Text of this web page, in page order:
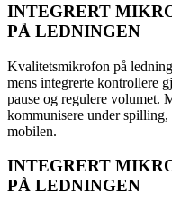
INTEGRERT
PÅ LEDNINGEN
Kvalitetsmikrofon på
mens integrerte kontrollere
pause og regulere volumet.
kommunisere under spilling,
mobilen.
INTEGRERT
PÅ LEDNINGEN